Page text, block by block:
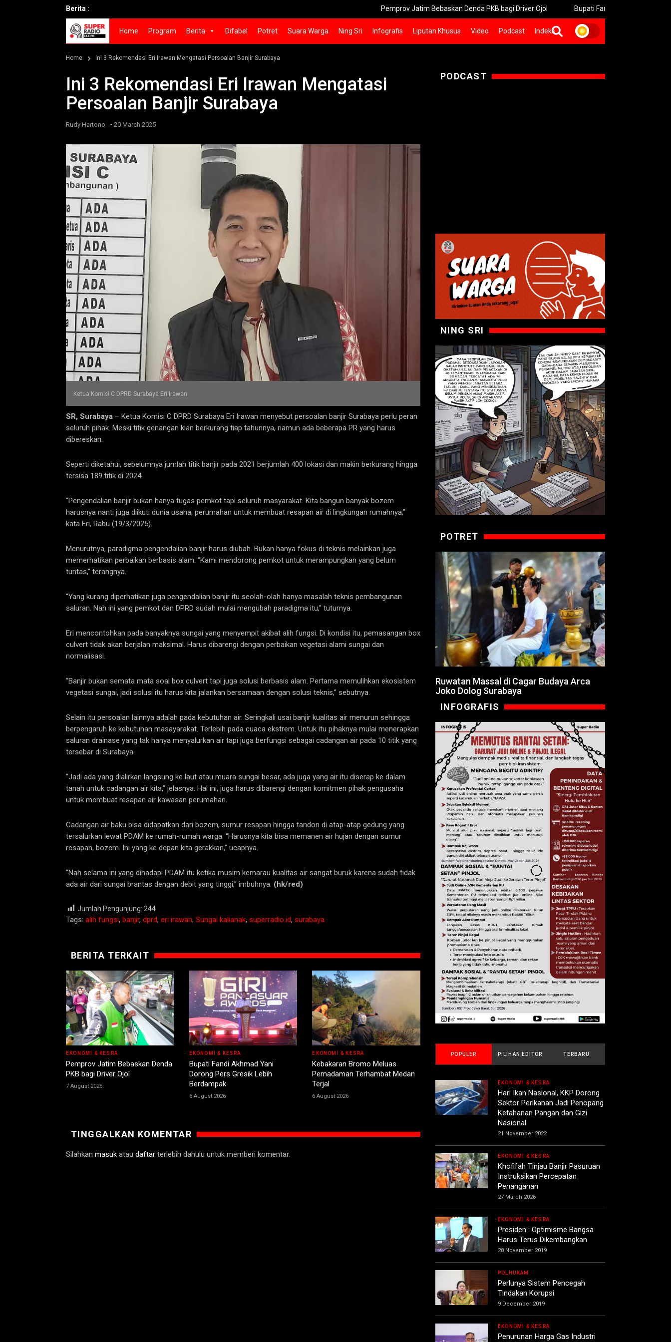
Berita : Pemprov Jatim Bebaskan Denda PKB bagi Driver Ojol Bupati Fandi Akhmad Yani Dorong Pers
Home Program Berita Difabel Potret Suara Warga Ning Sri Infografis Liputan Khusus Video Podcast Indeks
Home Ini 3 Rekomendasi Eri Irawan Mengatasi Persoalan Banjir Surabaya
Ini 3 Rekomendasi Eri Irawan Mengatasi
Persoalan Banjir Surabaya
Rudy Hartono - 20 March 2025
Ketua Komisi C DPRD Surabaya Eri Irawan
SR, Surabaya – Ketua Komisi C DPRD Surabaya Eri Irawan menyebut persoalan banjir Surabaya perlu peran
seluruh pihak. Meski titik genangan kian berkurang tiap tahunnya, namun ada beberapa PR yang harus
dibereskan.
Seperti diketahui, sebelumnya jumlah titik banjir pada 2021 berjumlah 400 lokasi dan makin berkurang hingga
tersisa 189 titik di 2024.
“Pengendalian banjir bukan hanya tugas pemkot tapi seluruh masyarakat. Kita bangun banyak bozem
harusnya nanti juga diikuti dunia usaha, perumahan untuk membuat resapan air di lingkungan rumahnya,”
kata Eri, Rabu (19/3/2025).
Menurutnya, paradigma pengendalian banjir harus diubah. Bukan hanya fokus di teknis melainkan juga
memerhatikan perbaikan berbasis alam. “Kami mendorong pemkot untuk merampungkan yang belum
tuntas,” terangnya.
“Yang kurang diperhatikan juga pengendalian banjir itu seolah-olah hanya masalah teknis pembangunan
saluran. Nah ini yang pemkot dan DPRD sudah mulai mengubah paradigma itu,” tuturnya.
Eri mencontohkan pada banyaknya sungai yang menyempit akibat alih fungsi. Di kondisi itu, pemasangan box
culvert tidak akan berjalan maksimal. Harus dibarengi dengan perbaikan vegetasi alami sungai dan
normalisasi.
“Banjir bukan semata mata soal box culvert tapi juga solusi berbasis alam. Pertama memulihkan ekosistem
vegetasi sungai, jadi solusi itu harus kita jalankan bersamaan dengan solusi teknis,” sebutnya.
Selain itu persoalan lainnya adalah pada kebutuhan air. Seringkali usai banjir kualitas air menurun sehingga
berpengaruh ke kebutuhan masayarakat. Terlebih pada cuaca ekstrem. Untuk itu pihaknya mulai menerapkan
saluran drainase yang tak hanya menyalurkan air tapi juga berfungsi sebagai cadangan air pada 10 titik yang
tersebar di Surabaya.
“Jadi ada yang dialirkan langsung ke laut atau muara sungai besar, ada juga yang air itu diserap ke dalam
tanah untuk cadangan air kita,” jelasnya. Hal ini, juga harus dibarengi dengan komitmen pihak pengusaha
untuk membuat resapan air kawasan perumahan.
Cadangan air baku bisa didapatkan dari bozem, sumur resapan hingga tandon di atap-atap gedung yang
tersalurkan lewat PDAM ke rumah-rumah warga. “Harusnya kita bisa memanen air hujan dengan sumur
resapan, bozem. Ini yang ke depan kita gerakkan,” ucapnya.
“Nah selama ini yang dihadapi PDAM itu ketika musim kemarau kualitas air sangat buruk karena sudah tidak
ada air dari sungai brantas dengan debit yang tinggi,” imbuhnya. (hk/red)
Jumlah Pengunjung: 244
Tags: alih fungsi, banjir, dprd, eri irawan, Sungai kalianak, superradio.id, surabaya
BERITA TERKAIT
EKONOMI & KESRA
Pemprov Jatim Bebaskan Denda
PKB bagi Driver Ojol
7 August 2026
EKONOMI & KESRA
Bupati Fandi Akhmad Yani
Dorong Pers Gresik Lebih
Berdampak
6 August 2026
EKONOMI & KESRA
Kebakaran Bromo Meluas
Pemadaman Terhambat Medan
Terjal
6 August 2026
TINGGALKAN KOMENTAR
Silahkan masuk atau daftar terlebih dahulu untuk memberi komentar.
PODCAST
NING SRI
POTRET
Ruwatan Massal di Cagar Budaya Arca
Joko Dolog Surabaya
INFOGRAFIS
POPULER PILIHAN EDITOR TERBARU
EKONOMI & KESRA
Hari Ikan Nasional, KKP Dorong
Sektor Perikanan Jadi Penopang
Ketahanan Pangan dan Gizi
Nasional
21 November 2022
EKONOMI & KESRA
Khofifah Tinjau Banjir Pasuruan
Instruksikan Percepatan
Penanganan
27 March 2026
EKONOMI & KESRA
Presiden : Optimisme Bangsa
Harus Terus Dikembangkan
28 November 2019
POLHUKAM
Perlunya Sistem Pencegah
Tindakan Korupsi
9 December 2019
EKONOMI & KESRA
Penurunan Harga Gas Industri